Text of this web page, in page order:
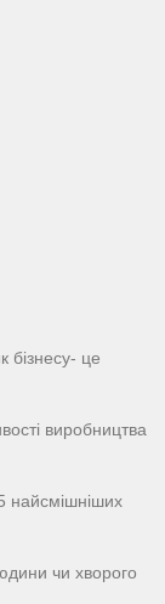
бізнесу- це
виробництва
найсмішніших
чи хворого